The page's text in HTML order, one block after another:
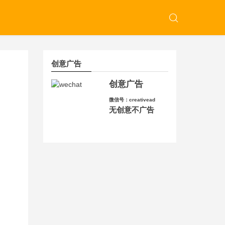
创意广告
创意广告
微信号：creativead
无创意不广告